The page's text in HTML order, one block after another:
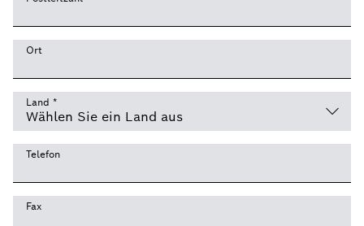
Ort
Land *
Telefon
Fax